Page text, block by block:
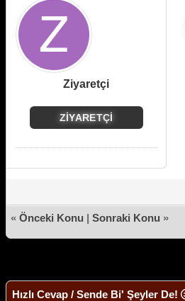
Ziyaretçi
ZİYARETÇİ
« Önceki Konu | Sonraki Konu »
Hızlı Cevap / Sende Bi' Şeyler De!